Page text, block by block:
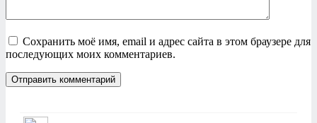
Сохранить моё имя, email и адрес сайта в этом браузере для
последующих моих комментариев.